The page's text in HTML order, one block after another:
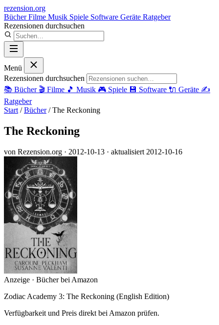
rezension.org
BücherFilme Musik Spiele Software Geräte Ratgeber
Rezensionen durchsuchen
Menü
Rezensionen durchsuchen
📚 Bücher 🎬 Filme 🎵 Musik 🎮 Spiele 💾 Software 🔌 Geräte ✍️
Ratgeber
Start / Bücher / The Reckoning
The Reckoning
von Rezension.org · 2012-10-13 · aktualisiert 2012-10-16
Anzeige · Bücher bei Amazon
Zodiac Academy 3: The Reckoning (English Edition)
Verfügbarkeit und Preis direkt bei Amazon prüfen.